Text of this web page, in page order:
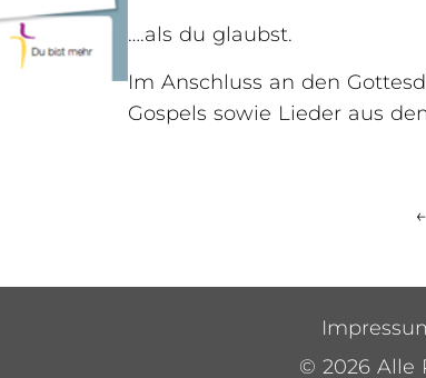
….als du glaubst.
Im Anschluss an den
Gospels sowie Lieder aus
© 2026 Alle